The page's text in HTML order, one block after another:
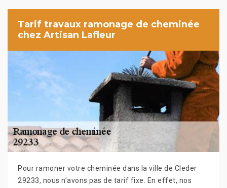
Tarif travaux ramonage de cheminée
chez Artisan Lafleur
Pour ramoner votre cheminée dans la ville de Cleder
29233, nous n’avons pas de tarif fixe. En effet, nos